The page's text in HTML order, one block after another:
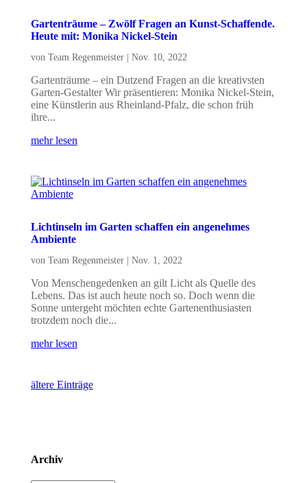
Gartenträume – Zwölf Fragen an Kunst-Schaffende.
Heute mit: Monika Nickel-Stein
von Team Regenmeister| Nov. 10, 2022
Gartenträume – ein Dutzend Fragen an die kreativsten
Garten-Gestalter Wir präsentieren: Monika Nickel-Stein,
eine Künstlerin aus Rheinland-Pfalz, die schon früh
ihre...
mehr lesen
Lichtinseln im Garten schaffen ein angenehmes
Ambiente
von Team Regenmeister| Nov. 1, 2022
Von Menschengedenken an gilt Licht als Quelle des
Lebens. Das ist auch heute noch so. Doch wenn die
Sonne untergeht möchten echte Gartenenthusiasten
trotzdem noch die...
mehr lesen
ältere Einträge
Archiv